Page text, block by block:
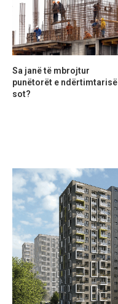
Sa janë të mbrojtur
punëtorët e ndërtimtarisë
sot?